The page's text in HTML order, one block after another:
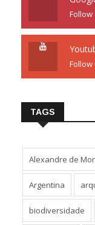
Follow
TAGS
Alexandre de
Argentina
biodiversidade